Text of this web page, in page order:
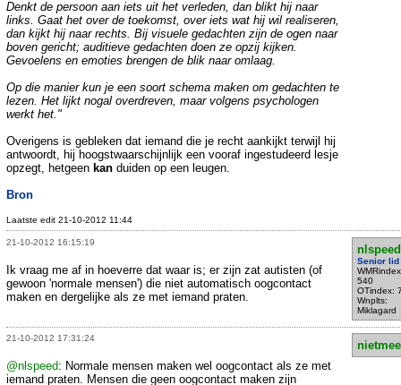
Denkt de persoon aan iets uit het verleden, dan blikt hij naar
links. Gaat het over de toekomst, over iets wat hij wil realiseren,
dan kijkt hij naar rechts. Bij visuele gedachten zijn de ogen naar
boven gericht; auditieve gedachten doen ze opzij kijken.
Gevoelens en emoties brengen de blik naar omlaag.
Op die manier kun je een soort schema maken om gedachten te
lezen. Het lijkt nogal overdreven, maar volgens psychologen
werkt het."
Overigens is gebleken dat iemand die je recht aankijkt terwijl hij
antwoordt, hij hoogstwaarschijnlijk een vooraf ingestudeerd lesje
opzegt, hetgeen kan duiden op een leugen.
Bron
Laatste edit 21-10-2012 11:44
21-10-2012 16:15:19
nlspeed
Senior lid
540
OTindex:
Wnplts:
Miklagard
Ik vraag me af in hoeverre dat waar is; er zijn zat autisten (of
gewoon 'normale mensen') die niet automatisch oogcontact
maken en dergelijke als ze met iemand praten.
21-10-2012 17:31:24
@nlspeed: Normale mensen maken wel oogcontact als ze met
iemand praten. Mensen die geen oogcontact maken zijn